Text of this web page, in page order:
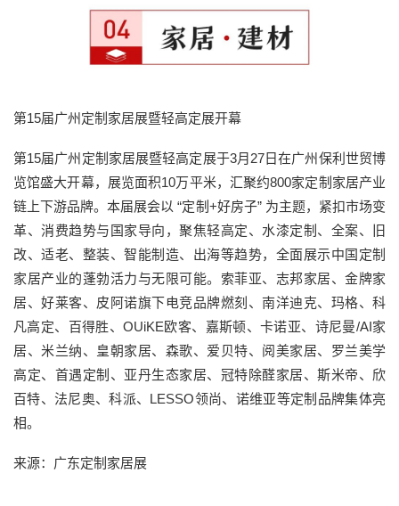
第15届广州定制家居展暨轻高定展开幕
第15届广州定制家居展暨轻高定展于3月27日在广州保利世贸博
览馆盛大开幕，展览面积10万平米，汇聚约800家定制家居产业
链上下游品牌。本届展会以 “定制+好房子” 为主题，紧扣市场变
革、消费趋势与国家导向，聚焦轻高定、水漆定制、全案、旧
改、适老、整装、智能制造、出海等趋势，全面展示中国定制
家居产业的蓬勃活力与无限可能。索菲亚、志邦家居、金牌家
居、好莱客、皮阿诺旗下电竞品牌燃刻、南洋迪克、玛格、科
凡高定、百得胜、OUiKE欧客、嘉斯顿、卡诺亚、诗尼曼/AI家
居、米兰纳、皇朝家居、森歌、爱贝特、阅美家居、罗兰美学
高定、首遇定制、亚丹生态家居、冠特除醛家居、斯米帝、欣
百特、法尼奥、科派、LESSO领尚、诺维亚等定制品牌集体亮
相。
来源：广东定制家居展